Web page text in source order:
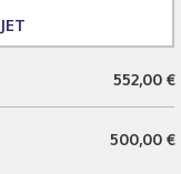
552,00 €
500,00 €